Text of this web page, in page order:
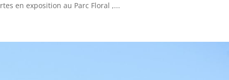
en exposition au Parc Floral ,...